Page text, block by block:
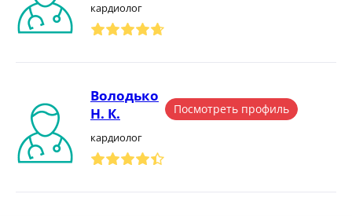
кардиолог
Володько
Н. К.
кардиолог
Посмотреть профиль